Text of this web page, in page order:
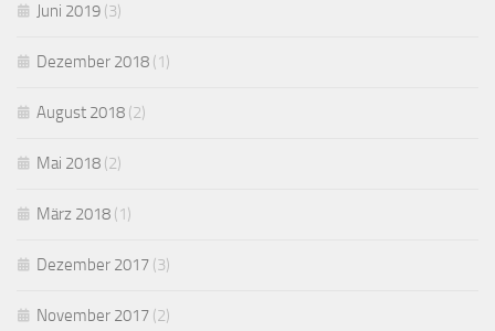
Juni 2019 (3)
Dezember 2018 (1)
August 2018 (2)
Mai 2018 (2)
März 2018 (1)
Dezember 2017 (3)
November 2017 (2)